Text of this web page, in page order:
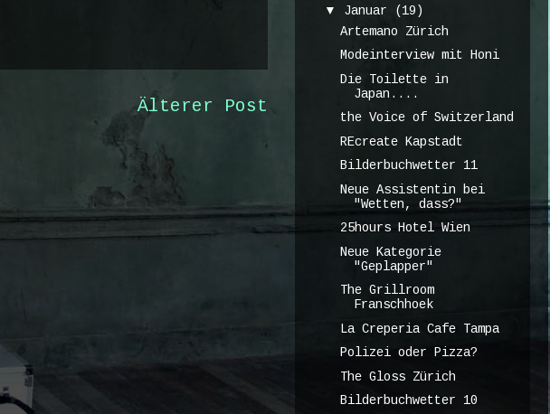
Älterer Post
▼ Januar
(19)
Artemano Zürich
Modeinterview mit Honi
Die Toilette in
Japan....
the Voice of Switzerland
REcreate Kapstadt
Bilderbuchwetter 11
Neue Assistentin bei
"Wetten, dass?"
25hours Hotel Wien
Neue Kategorie
"Geplapper"
The Grillroom
Franschhoek
La Creperia Cafe Tampa
Polizei oder Pizza?
The Gloss Zürich
Bilderbuchwetter 10